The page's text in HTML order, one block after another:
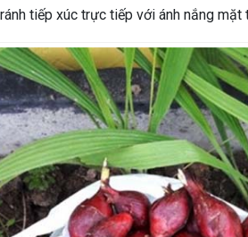
tiếp xúc trực tiếp với ánh nắng mặt